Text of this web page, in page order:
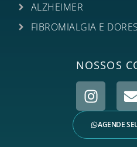
ALZHEIMER
FIBROMIALGIA E
NOSSOS
AGENDE